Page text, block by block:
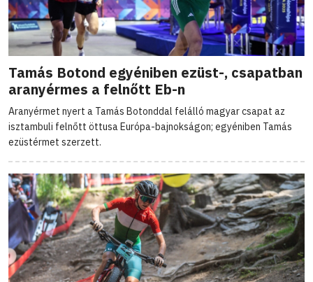
Tamás Botond egyéniben ezüst-, csapatban
aranyérmes a felnőtt Eb-n
Aranyérmet nyert a Tamás Botonddal felálló magyar csapat az
isztambuli felnőtt öttusa Európa-bajnokságon; egyéniben Tamás
ezüstérmet szerzett.